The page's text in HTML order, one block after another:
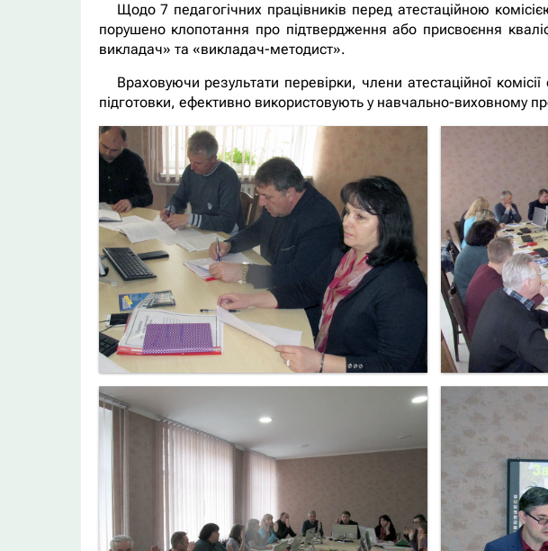
Щодо 7 педагогічних працівників перед атестаційною
порушено клопотання про підтвердження або присвоєння
викладач» та «викладач-методист».
Враховуючи результати перевірки, члени атестаційної
підготовки, ефективно використовують у навчально-виховному